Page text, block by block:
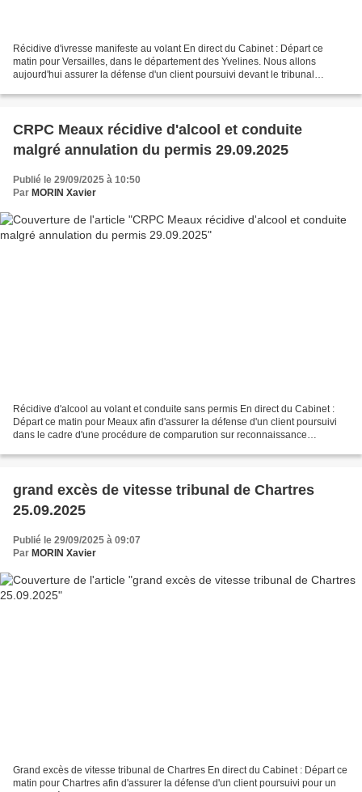
Récidive d'ivresse manifeste au volant En direct du Cabinet : Départ ce
matin pour Versailles, dans le département des Yvelines. Nous allons
aujourd'hui assurer la défense d'un client poursuivi devant le tribunal
CRPC Meaux récidive d'alcool et conduite
malgré annulation du permis 29.09.2025
Publié le 29/09/2025 à 10:50
Par MORIN Xavier
Récidive d'alcool au volant et conduite sans permis En direct du Cabinet :
Départ ce matin pour Meaux afin d'assurer la défense d'un client poursuivi
dans le cadre d'une procédure de comparution sur reconnaissance
grand excès de vitesse tribunal de Chartres
25.09.2025
Publié le 29/09/2025 à 09:07
Par MORIN Xavier
Grand excès de vitesse tribunal de Chartres En direct du Cabinet : Départ ce
matin pour Chartres afin d'assurer la défense d'un client poursuivi pour un